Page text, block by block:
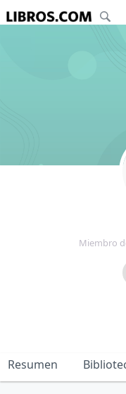
Miembro
Resumen